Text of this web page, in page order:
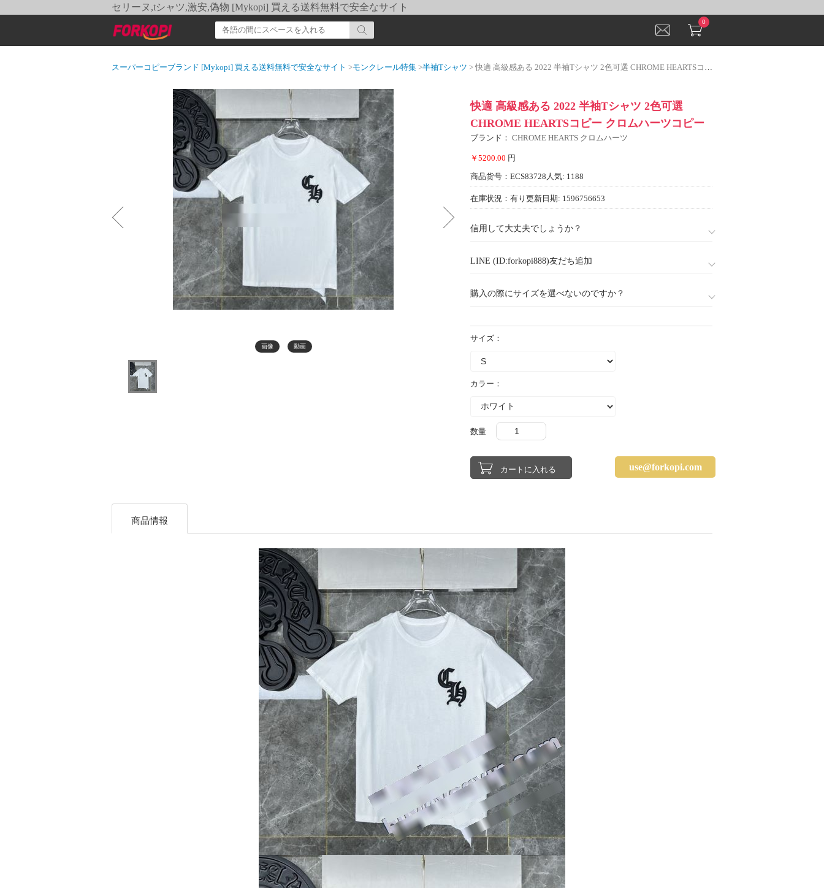
セリーヌ,tシャツ,激安,偽物 [Mykopi] 買える送料無料で安全なサイト
0
スーパーコピーブランド [Mykopi] 買える送料無料で安全なサイト >モンクレール特集 >半袖Tシャツ > 快適 高級感ある 2022 半袖Tシャツ 2色可選 CHROME HEARTSコピー クロムハーツコピー
画像 動画
快適 高級感ある 2022 半袖Tシャツ 2色可選
CHROME HEARTSコピー クロムハーツコピー
ブランド： CHROME HEARTS クロムハーツ
￥5200.00 円
商品货号：ECS83728 人気: 1188
在庫状況：有り 更新日期: 1596756653
信用して大丈夫でしょうか？
LINE (ID:forkopi888)友だち追加
購入の際にサイズを選べないのですか？
サイズ：
カラー：
数量
use@forkopi.com
商品情報